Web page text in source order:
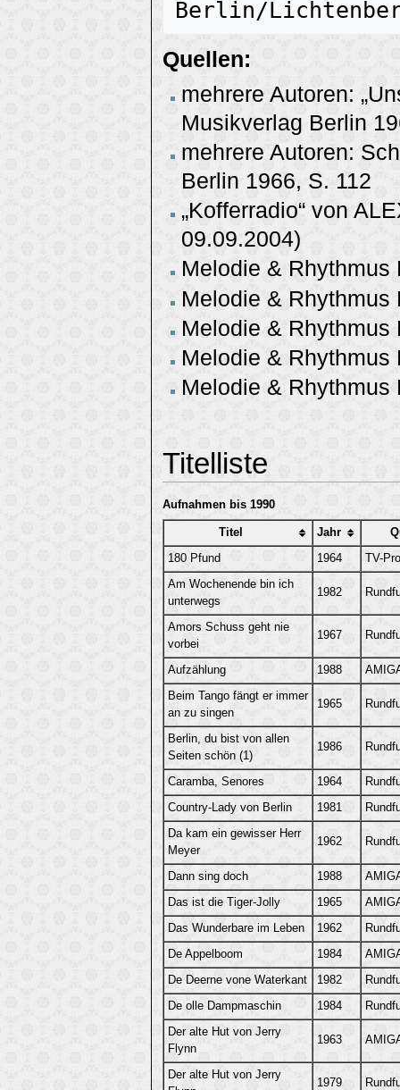
Quellen:
mehrere Autoren:
Musikverlag Berlin
mehrere Autoren:
Berlin 1966, S. 112
„Kofferradio“ von
09.09.2004)
Melodie & Rhythmus
Melodie & Rhythmus
Melodie & Rhythmus
Melodie & Rhythmus
Melodie & Rhythmus
Titelliste
Aufnahmen bis 1990
Titel Jahr
180 Pfund 1964 TV-
Am Wochenende bin ich
unterwegs
1982
Amors Schuss geht nie
vorbei
1967
Aufzählung 1988
Beim Tango fängt er immer
an zu singen
1965
Berlin, du bist von allen
Seiten schön (1)
1986
Caramba, Senores 1964
Country-Lady von Berlin 1981
Da kam ein gewisser Herr
Meyer
1962
Dann sing doch 1988
Das ist die Tiger-Jolly 1965
Das Wunderbare im Leben 1962
De Appelboom 1984
De Deerne vone Waterkant 1982
De olle Dampmaschin 1984
Der alte Hut von Jerry
Flynn
1963
Der alte Hut von Jerry
1979